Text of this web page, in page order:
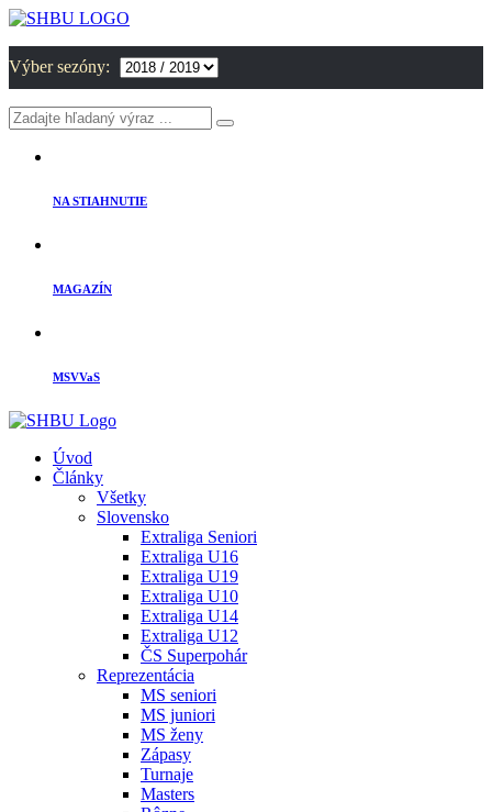
Výber sezóny:
NA STIAHNUTIE
MAGAZÍN
MSVVaS
Úvod
Články
Všetky
Slovensko
Extraliga Seniori
Extraliga U16
Extraliga U19
Extraliga U10
Extraliga U14
Extraliga U12
ČS Superpohár
Reprezentácia
MS seniori
MS juniori
MS ženy
Zápasy
Turnaje
Masters